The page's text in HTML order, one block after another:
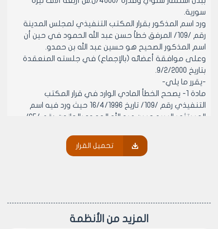
سورية.
ورد اسم المذكور بقرار المكتب التنفيذي لمجلس المدينة
رقم /109/ المرفق خطاً حسن عبد الله الحمود في حين أن
اسم المذكور الصحيح هو حسين عبد الله بن حمدو.
وعلى موافقة أعضائه (بالإجماع) في جلسته المنعقدة
بتاريخ 9/2/2000.
-يقرر ما يلي-
مادة 1- يصحح الخطأ المادي الوارد في قرار المكتب
التنفيذي رقم /109/ تاريخ 16/4/1996 حيث ورد فيه اسم
المستثمر السيد حسن عبد الله الحمود بالحانوت رقم /65/
الراموسة استثماراً والصحيح هو حسين عبد الله حمدو.
مادة 2- ينشر هذا القرار في لوحة إعلانات مجلس مدينة
حلب
الدكتور المهندس محمد سعيد عقيل
تحميل القرار
المزيد من الأنظمة